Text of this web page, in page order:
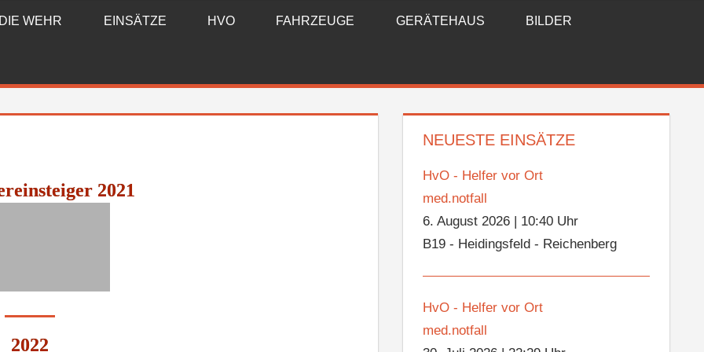
DIE WEHR EINSÄTZE HVO FAHRZEUGE GERÄTEHAUS BILDER
2021
2022
NEUESTE EINSÄTZE
HvO - Helfer vor Ort
med.notfall
6. August 2026
10:40 Uhr
B19 - Heidingsfeld - Reichenberg
HvO - Helfer vor Ort
med.notfall